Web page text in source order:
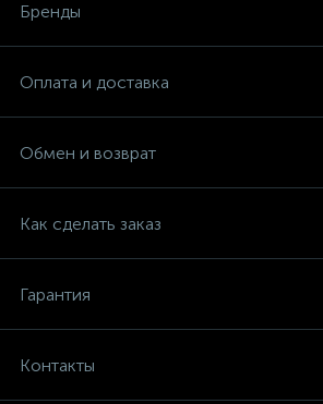
Бренды
Оплата и доставка
Обмен и возврат
Как сделать заказ
Гарантия
Контакты